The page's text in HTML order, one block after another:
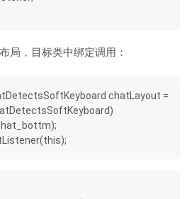
局，目标类中绑定调用：
chatLayout =